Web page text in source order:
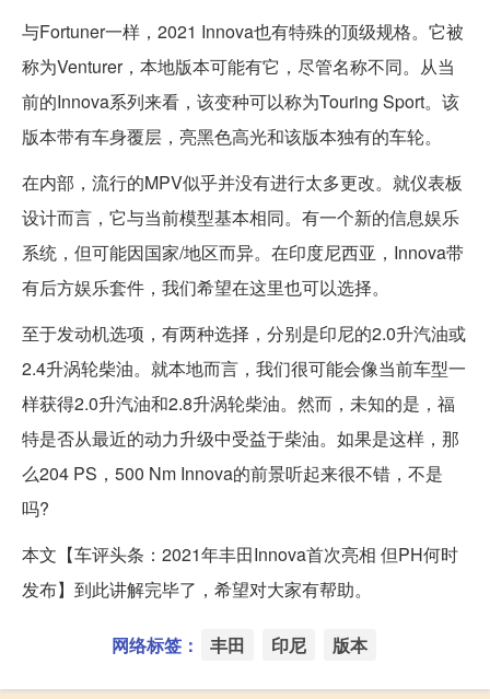
与Fortuner一样，2021 Innova也有特殊的顶级规格。它被
称为Venturer，本地版本可能有它，尽管名称不同。从当
前的Innova系列来看，该变种可以称为Touring Sport。该
版本带有车身覆层，亮黑色高光和该版本独有的车轮。
在内部，流行的MPV似乎并没有进行太多更改。就仪表板
设计而言，它与当前模型基本相同。有一个新的信息娱乐
系统，但可能因国家/地区而异。在印度尼西亚，Innova带
有后方娱乐套件，我们希望在这里也可以选择。
至于发动机选项，有两种选择，分别是印尼的2.0升汽油或
2.4升涡轮柴油。就本地而言，我们很可能会像当前车型一
样获得2.0升汽油和2.8升涡轮柴油。然而，未知的是，福
特是否从最近的动力升级中受益于柴油。如果是这样，那
么204 PS，500 Nm Innova的前景听起来很不错，不是
吗?
本文【车评头条：2021年丰田Innova首次亮相 但PH何时
发布】到此讲解完毕了，希望对大家有帮助。
网络标签： 丰田 印尼 版本